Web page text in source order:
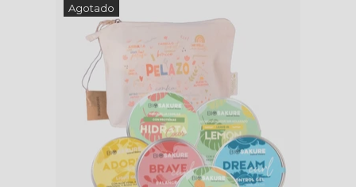
Agotado